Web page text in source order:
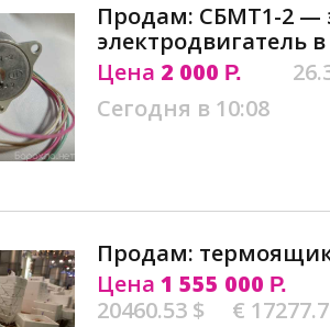
Продам: СБМТ1-2 —
электродвигатель
Цена 2 000 Р.
Сегодня в 10:08
Продам:
Цена 1 555 000 Р.
20460.53 $
€